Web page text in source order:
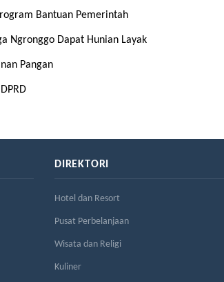
Bantuan Pemerintah
Ngronggo Dapat Hunian Layak
Pangan
DIREKTORI
Hotel dan Resort
Pusat Perbelanjaan
Wisata dan Religi
Kuliner